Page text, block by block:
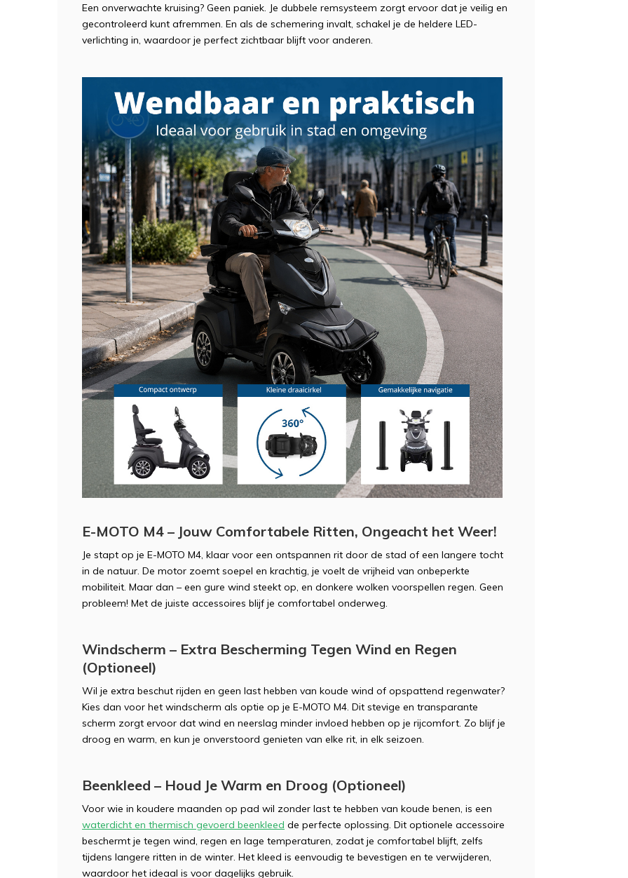
Een onverwachte kruising? Geen paniek. Je dubbele remsysteem zorgt ervoor dat je veilig en
gecontroleerd kunt afremmen. En als de schemering invalt, schakel je de heldere LED-
verlichting in, waardoor je perfect zichtbaar blijft voor anderen.
E-MOTO M4 – Jouw Comfortabele Ritten, Ongeacht het Weer!
Je stapt op je E-MOTO M4, klaar voor een ontspannen rit door de stad of een langere tocht
in de natuur. De motor zoemt soepel en krachtig, je voelt de vrijheid van onbeperkte
mobiliteit. Maar dan – een gure wind steekt op, en donkere wolken voorspellen regen. Geen
probleem! Met de juiste accessoires blijf je comfortabel onderweg.
Windscherm – Extra Bescherming Tegen Wind en Regen
(Optioneel)
Wil je extra beschut rijden en geen last hebben van koude wind of opspattend regenwater?
Kies dan voor het windscherm als optie op je E-MOTO M4. Dit stevige en transparante
scherm zorgt ervoor dat wind en neerslag minder invloed hebben op je rijcomfort. Zo blijf je
droog en warm, en kun je onverstoord genieten van elke rit, in elk seizoen.
Beenkleed – Houd Je Warm en Droog (Optioneel)
Voor wie in koudere maanden op pad wil zonder last te hebben van koude benen, is een
waterdicht en thermisch gevoerd beenkleed de perfecte oplossing. Dit optionele accessoire
beschermt je tegen wind, regen en lage temperaturen, zodat je comfortabel blijft, zelfs
tijdens langere ritten in de winter. Het kleed is eenvoudig te bevestigen en te verwijderen,
waardoor het ideaal is voor dagelijks gebruik.
Demonstratie/Advies aanvragen
Demonstratie in de showroom
Proefrit aan huis
Naam*
Demonstratie/Advies aanvragen
Demonstratie in de showroom
Gratis slaapadvies aan huis
Naam*
Uitproberen in de winkel
Naam
Emailadres*
Product Naam*
Stel hier je vragen
Naam
Emailadres*
Telefoonnummer